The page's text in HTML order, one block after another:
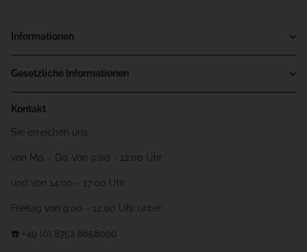
Informationen
Gesetzliche Informationen
Kontakt
Sie erreichen uns
von Mo. - Do. von 9:00 - 12:00 Uhr
und von 14:00 - 17:00 Uhr
Freitag von 9:00 - 12:00 Uhr unter:
☎️ +49 (0) 8752 8658090